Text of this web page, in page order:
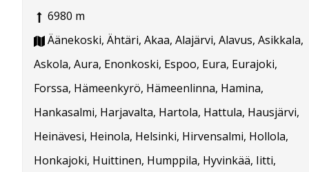
6980 m
Äänekoski, Ähtäri, Akaa, Alajärvi, Alavus, Asikkala,
Askola, Aura, Enonkoski, Espoo, Eura, Eurajoki,
Forssa, Hämeenkyrö, Hämeenlinna, Hamina,
Hankasalmi, Harjavalta, Hartola, Hattula, Hausjärvi,
Heinävesi, Heinola, Helsinki, Hirvensalmi, Hollola,
Honkajoki, Huittinen, Humppila, Hyvinkää, Iitti,